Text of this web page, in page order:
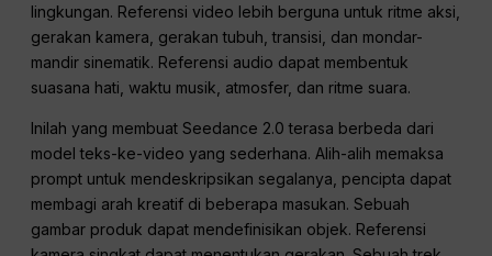
lingkungan. Referensi video lebih berguna untuk ritme aksi,
gerakan kamera, gerakan tubuh, transisi, dan mondar-
mandir sinematik. Referensi audio dapat membentuk
suasana hati, waktu musik, atmosfer, dan ritme suara.
Inilah yang membuat Seedance 2.0 terasa berbeda dari
model teks-ke-video yang sederhana. Alih-alih memaksa
prompt untuk mendeskripsikan segalanya, pencipta dapat
membagi arah kreatif di beberapa masukan. Sebuah
gambar produk dapat mendefinisikan objek. Referensi